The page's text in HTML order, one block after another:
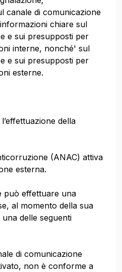
di comunicazione
chiare sul
e sui presupposti per
interne, nonché' sul
e sui presupposti per
esterne.
della
(ANAC) attiva
esterna.
può effettuare una
al momento della sua
delle seguenti
di comunicazione
non è conforme a